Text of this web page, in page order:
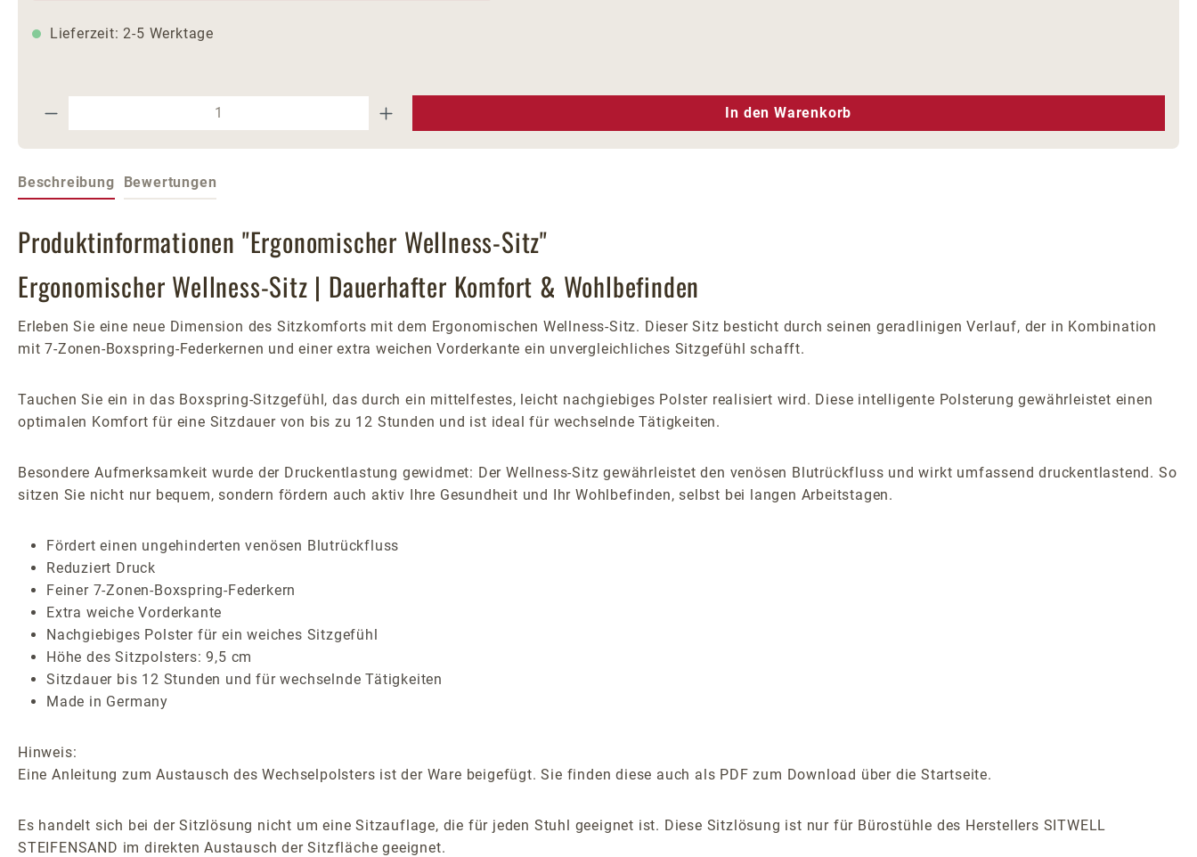
Lieferzeit: 2-5 Werktage
Produkt Anzahl: Gib den gewünschten Wert ein oder benutze die Schaltflächen um die Anzahl zu erhöhen oder zu
In den Warenkorb
Beschreibung Bewertungen
Produktinformationen "Ergonomischer Wellness-Sitz"
Ergonomischer Wellness-Sitz | Dauerhafter Komfort & Wohlbefinden
Erleben Sie eine neue Dimension des Sitzkomforts mit dem Ergonomischen Wellness-Sitz. Dieser Sitz besticht durch seinen geradlinigen Verlauf, der in Kombination
mit 7-Zonen-Boxspring-Federkernen und einer extra weichen Vorderkante ein unvergleichliches Sitzgefühl schafft.
Tauchen Sie ein in das Boxspring-Sitzgefühl, das durch ein mittelfestes, leicht nachgiebiges Polster realisiert wird. Diese intelligente Polsterung gewährleistet einen
optimalen Komfort für eine Sitzdauer von bis zu 12 Stunden und ist ideal für wechselnde Tätigkeiten.
Besondere Aufmerksamkeit wurde der Druckentlastung gewidmet: Der Wellness-Sitz gewährleistet den venösen Blutrückfluss und wirkt umfassend druckentlastend. So
sitzen Sie nicht nur bequem, sondern fördern auch aktiv Ihre Gesundheit und Ihr Wohlbefinden, selbst bei langen Arbeitstagen.
Fördert einen ungehinderten venösen Blutrückfluss
Reduziert Druck
Feiner 7-Zonen-Boxspring-Federkern
Extra weiche Vorderkante
Nachgiebiges Polster für ein weiches Sitzgefühl
Höhe des Sitzpolsters: 9,5 cm
Sitzdauer bis 12 Stunden und für wechselnde Tätigkeiten
Made in Germany
Hinweis:
Eine Anleitung zum Austausch des Wechselpolsters ist der Ware beigefügt. Sie finden diese auch als PDF zum Download über die Startseite.
Es handelt sich bei der Sitzlösung nicht um eine Sitzauflage, die für jeden Stuhl geeignet ist. Diese Sitzlösung ist nur für Bürostühle des Herstellers SITWELL
STEIFENSAND im direkten Austausch der Sitzfläche geeignet.